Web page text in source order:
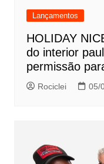
Lançamentos
HOLIDAY
do interior
permissão
Rociclei 05/